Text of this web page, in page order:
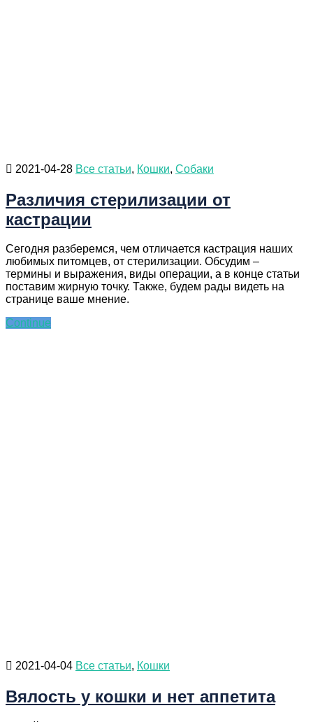
2021-04-28 Все статьи, Кошки, Собаки
Различия стерилизации от
кастрации
Сегодня разберемся, чем отличается кастрация наших
любимых питомцев, от стерилизации. Обсудим –
термины и выражения, виды операции, а в конце статьи
поставим жирную точку. Также, будем рады видеть на
странице ваше мнение.
Continue
2021-04-04 Все статьи, Кошки
Вялость у кошки и нет аппетита